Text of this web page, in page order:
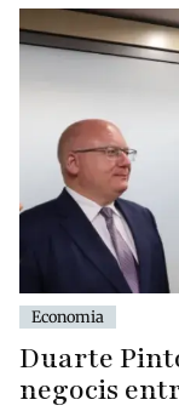
Economia
Duarte
negocis